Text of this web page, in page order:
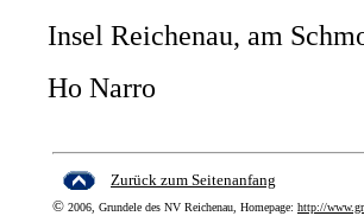
Insel Reichenau, am
Ho Narro
Zurück zum Seitenanfang
© 2006, Grundele des NV Reichenau, Homepage: http://